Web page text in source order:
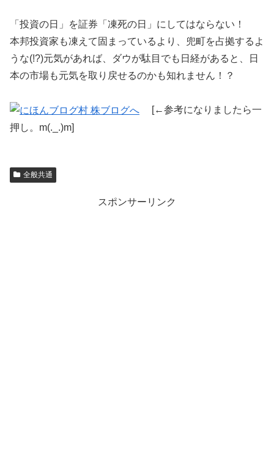
「投資の日」を証券「凍死の日」にしてはならない！
本邦投資家も凍えて固まっているより、兜町を占拠するよ
うな(!?)元気があれば、ダウが駄目でも日経があると、日
本の市場も元気を取り戻せるのかも知れません！？
[←参考になりましたら一
押し。m(._.)m]
全般共通
スポンサーリンク